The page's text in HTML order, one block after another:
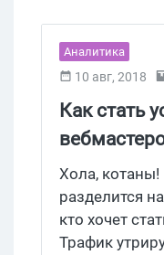
Аналитика
10 авг, 2018
Как стать
Хола, котаны!
разделится
кто хочет
Трафик